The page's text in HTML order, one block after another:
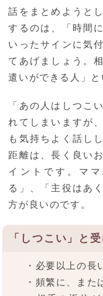
話をまとめようと
するのは、「時間
いったサインに気
てあげましょう。
遣いができる人」と
「あの人はしつこ
れてしまいますが
も気持ちよく話し
距離は、長く良い
イントです。マ
る」、「主役はあ
方が良いのです。
「しつこい」と
・必要以上の長
・頻繁に、また